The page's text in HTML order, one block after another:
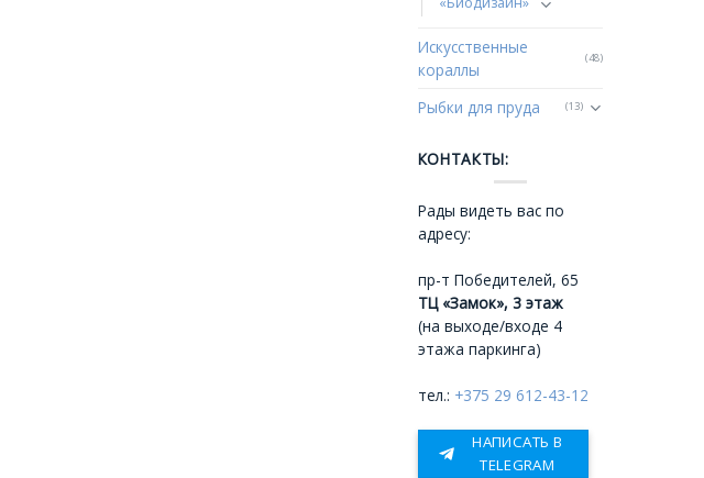
Искусственные
кораллы
(48)
Рыбки для пруда (13)
КОНТАКТЫ:
Рады видеть вас по
адресу:
пр-т Победителей, 65
ТЦ «Замок», 3 этаж
(на выходе/входе 4
этажа паркинга)
тел.: +375 29 612-43-12
НАПИСАТЬ В
TELEGRAM